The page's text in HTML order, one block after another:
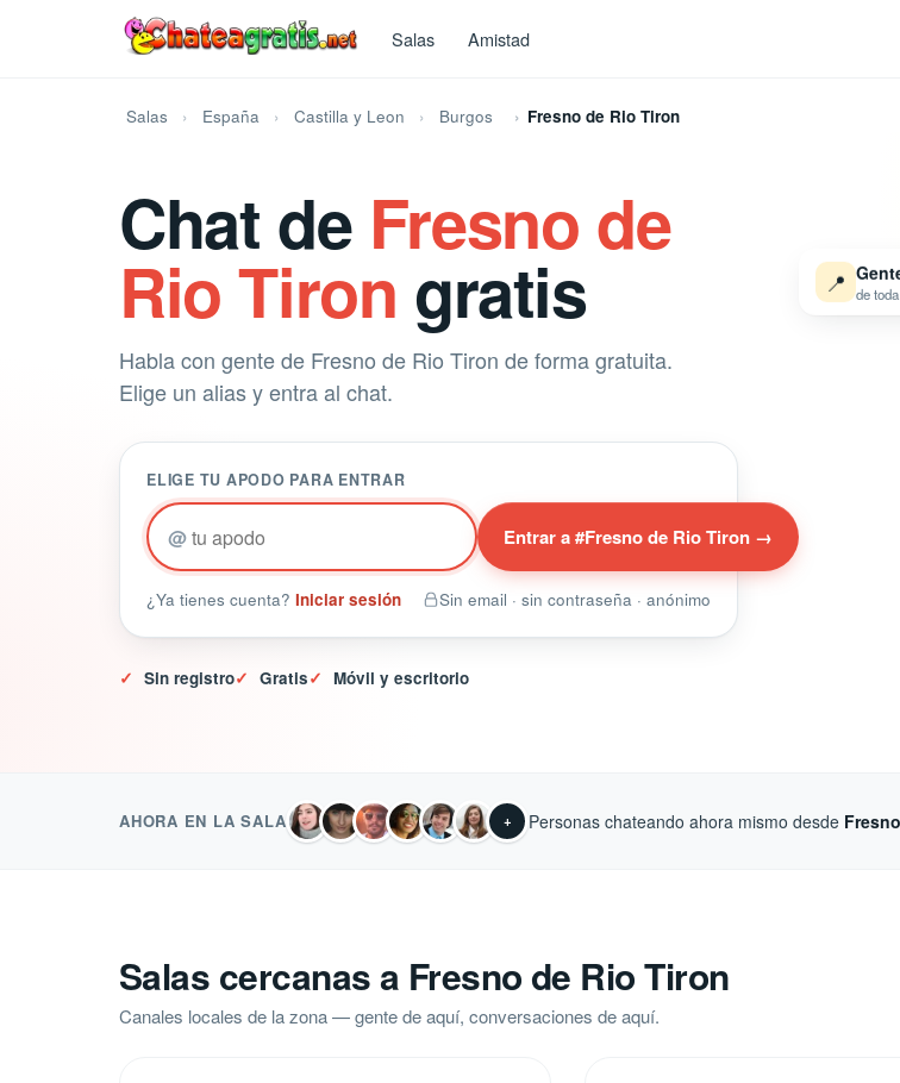
Salas Amistad
Salas España Castilla y Leon Burgos Fresno de Rio Tiron
Chat de Fresno de
Rio Tiron gratis
Habla con gente de Fresno de Rio Tiron de forma gratuita.
Elige un alias y entra al chat.
ELIGE TU APODO PARA ENTRAR
@ Entrar a #Fresno de Rio Tiron →
¿Ya tienes cuenta? Iniciar sesión Sin email · sin contraseña · anónimo
✓ Sin registro✓ Gratis✓ Móvil y escritorio
📍 de
AHORA EN LA SALA + Personas chateando ahora mismo desde
Salas cercanas a Fresno de Rio Tiron
Canales locales de la zona — gente de aquí, conversaciones de aquí.